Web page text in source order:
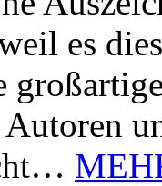
es